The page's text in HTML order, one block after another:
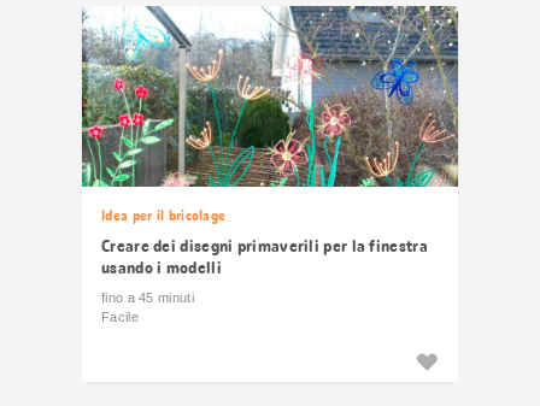
Idea per il bricolage
Creare dei disegni primaverili per la finestra
usando i modelli
fino a 45 minuti
Facile